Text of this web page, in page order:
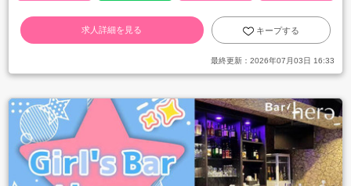
求人詳細を見る キープする
最終更新： 2026年07月03日 16:33